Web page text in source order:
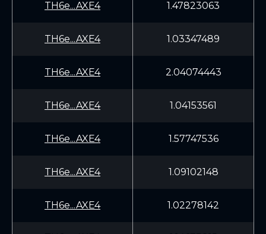
TH6e...AXE4 1.47823063
TH6e...AXE4 1.03347489
TH6e...AXE4 2.04074443
TH6e...AXE4 1.04153561
TH6e...AXE4 1.57747536
TH6e...AXE4 1.09102148
TH6e...AXE4 1.02278142